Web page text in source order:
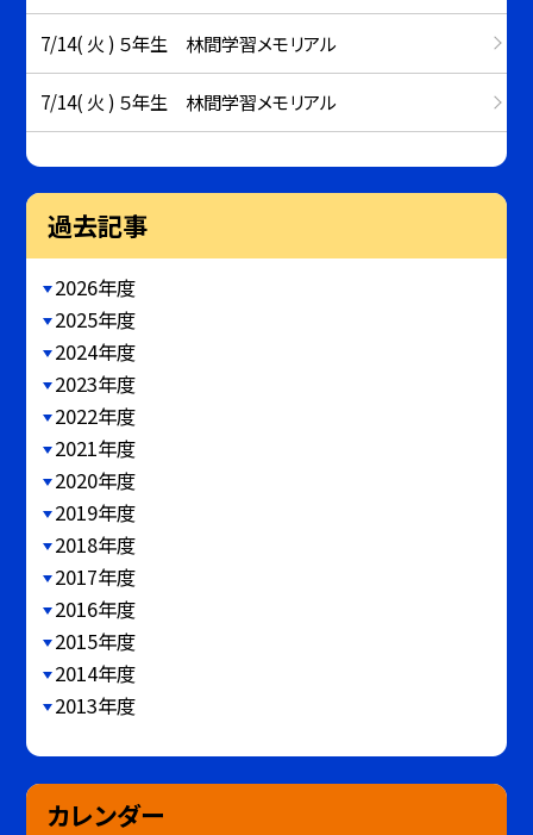
7/14( 火 ) ５年生 林間学習メモリアル
7/14( 火 ) ５年生 林間学習メモリアル
過去記事
2026年度
2025年度
2024年度
2023年度
2022年度
2021年度
2020年度
2019年度
2018年度
2017年度
2016年度
2015年度
2014年度
2013年度
カレンダー